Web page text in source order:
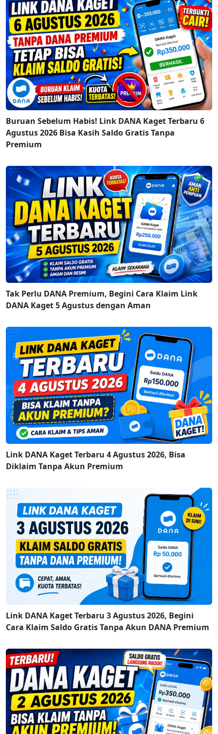
Buruan Sebelum Habis! Link DANA Kaget Terbaru 6
Agustus 2026 Bisa Kasih Saldo Gratis Tanpa
Premium
Tak Perlu DANA Premium, Begini Cara Klaim Link
DANA Kaget 5 Agustus dengan Aman
Link DANA Kaget Terbaru 4 Agustus 2026, Bisa
Diklaim Tanpa Akun Premium
Link DANA Kaget Terbaru 3 Agustus 2026, Begini
Cara Klaim Saldo Gratis Tanpa Akun DANA Premium